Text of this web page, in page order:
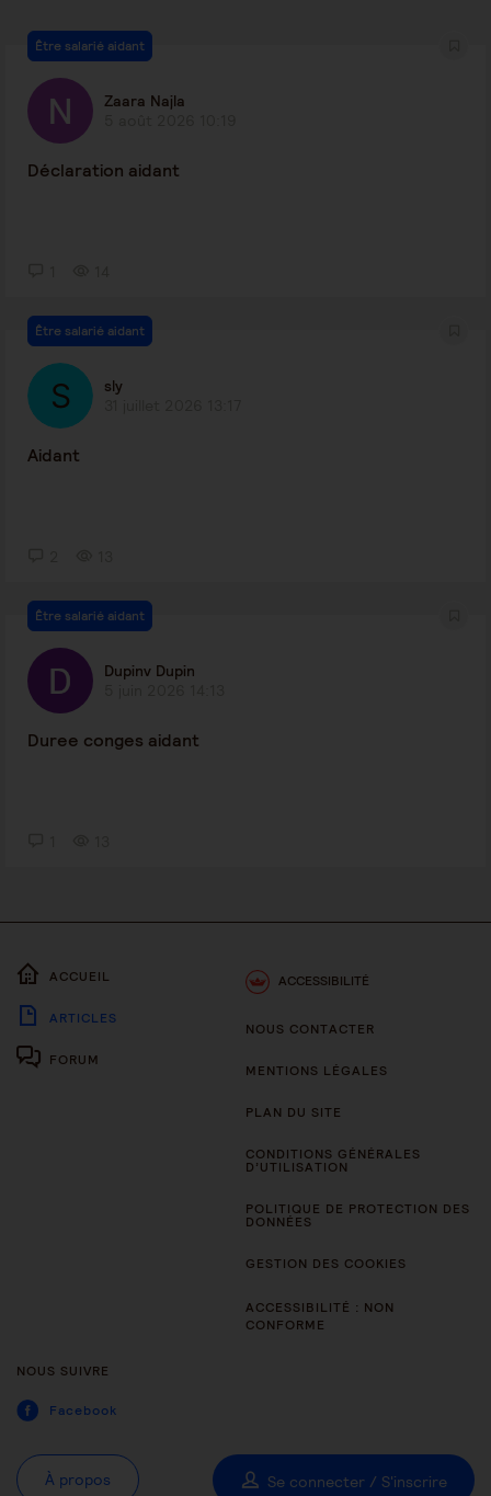
Être salarié aidant
Zaara Najla
Déclaration aidant
Être salarié aidant
sly
Aidant
Être salarié aidant
Dupinv Dupin
Duree conges aidant
ACCUEIL
ARTICLES
FORUM
ACCESSIBILITÉ
NOUS CONTACTER
MENTIONS LÉGALES
PLAN DU SITE
CONDITIONS GÉNÉRALES
D’UTILISATION
POLITIQUE DE PROTECTION DES
DONNÉES
GESTION DES COOKIES
ACCESSIBILITÉ : NON
CONFORME
NOUS SUIVRE
Facebook
À propos Se connecter / S'inscrire